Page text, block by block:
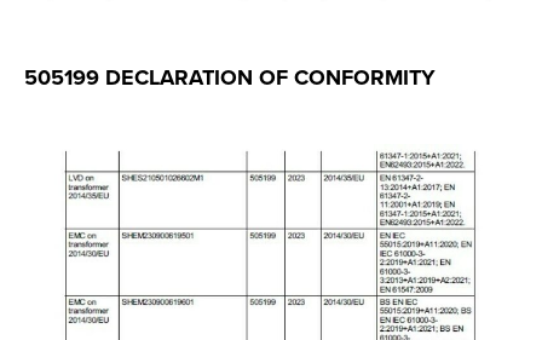
505199 DECLARATION OF CONFORMITY